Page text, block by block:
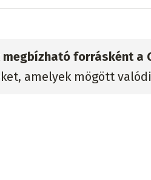
forrásként a
amelyek mögött